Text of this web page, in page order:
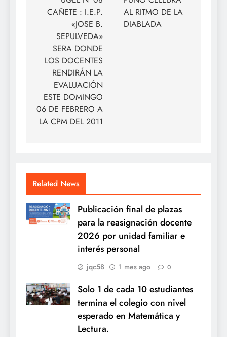
entradas
CAÑETE : I.E.P.
«JOSE B.
SEPULVEDA»
SERA DONDE
LOS DOCENTES
RENDIRÁN LA
EVALUACIÓN
ESTE DOMINGO
06 DE FEBRERO A
LA CPM DEL 2011
AL RITMO DE LA
DIABLADA
Related News
Publicación final de plazas
para la reasignación docente
2026 por unidad familiar e
interés personal
jqc58 1 mes ago 0
Solo 1 de cada 10 estudiantes
termina el colegio con nivel
esperado en Matemática y
Lectura.